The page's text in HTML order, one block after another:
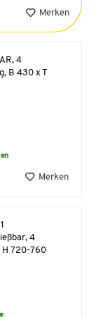
Merken
4
B 430 x T
Merken
4
H 720-760